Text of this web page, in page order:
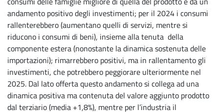
andamento positivo degli investimenti; per il 2024 i consumi
rallenterebbero (aumentano quelli di servizi, mentre si
riducono i consumi di beni), insieme alla tenuta della
componente estera (nonostante la dinamica sostenuta delle
importazioni); rimarrebbero positivi, ma in rallentamento gli
investimenti, che potrebbero peggiorare ulteriormente nel
2025. Dal lato offerta questo andamento si collega ad una
dinamica positiva ma contenuta del valore aggiunto prodotto
dal terziario (media +1,8%), mentre per l’industria il